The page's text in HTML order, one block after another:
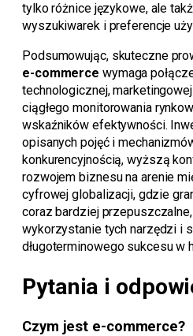
tylko różnice językowe, ale
wyszukiwarek i preferencje
Podsumowując, skuteczne
e-commerce wymaga
technologicznej,
ciągłego monitorowania
wskaźników efektywności.
opisanych pojęć i
konkurencyjnością, wyższą
rozwojem biznesu na arenie
cyfrowej globalizacji, gdzie
coraz bardziej
wykorzystanie tych narzędzi i
długoterminowego sukcesu w
Pytania i
Czym jest e-commerce?